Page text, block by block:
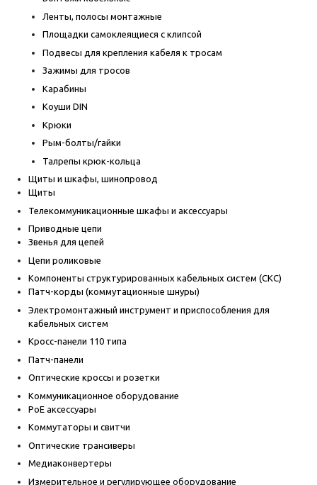
Ленты, полосы монтажные
Площадки самоклеящиеся с клипсой
Подвесы для крепления кабеля к тросам
Зажимы для тросов
Карабины
Коуши DIN
Крюки
Рым-болты/гайки
Талрепы крюк-кольца
Щиты и шкафы, шинопровод
Щиты
Телекоммуникационные шкафы и аксессуары
Приводные цепи
Звенья для цепей
Цепи роликовые
Компоненты структурированных кабельных систем (СКС)
Патч-корды (коммутационные шнуры)
Электромонтажный инструмент и приспособления для
кабельных систем
Кросс-панели 110 типа
Патч-панели
Оптические кроссы и розетки
Коммуникационное оборудование
PoE аксессуары
Коммутаторы и свитчи
Оптические трансиверы
Медиаконвертеры
Измерительное и регулирующее оборудование